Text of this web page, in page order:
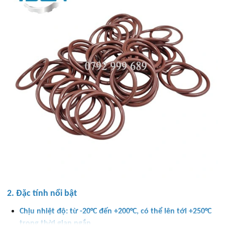
2. Đặc tính nổi bật
Chịu nhiệt độ: từ -20°C đến +200°C, có thể lên tới +250°C
trong thời gian ngắn.